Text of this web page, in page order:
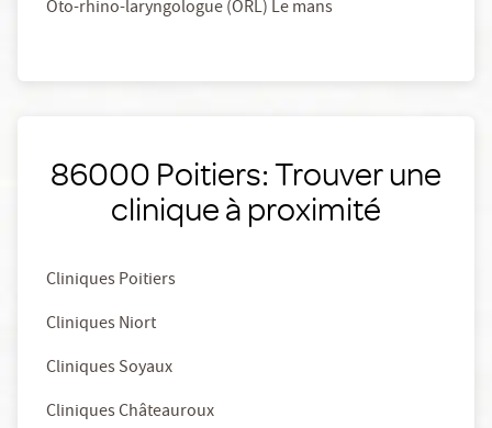
Oto-rhino-laryngologue (ORL) Le mans
86000 Poitiers: Trouver une
clinique à proximité
Cliniques Poitiers
Cliniques Niort
Cliniques Soyaux
Cliniques Châteauroux